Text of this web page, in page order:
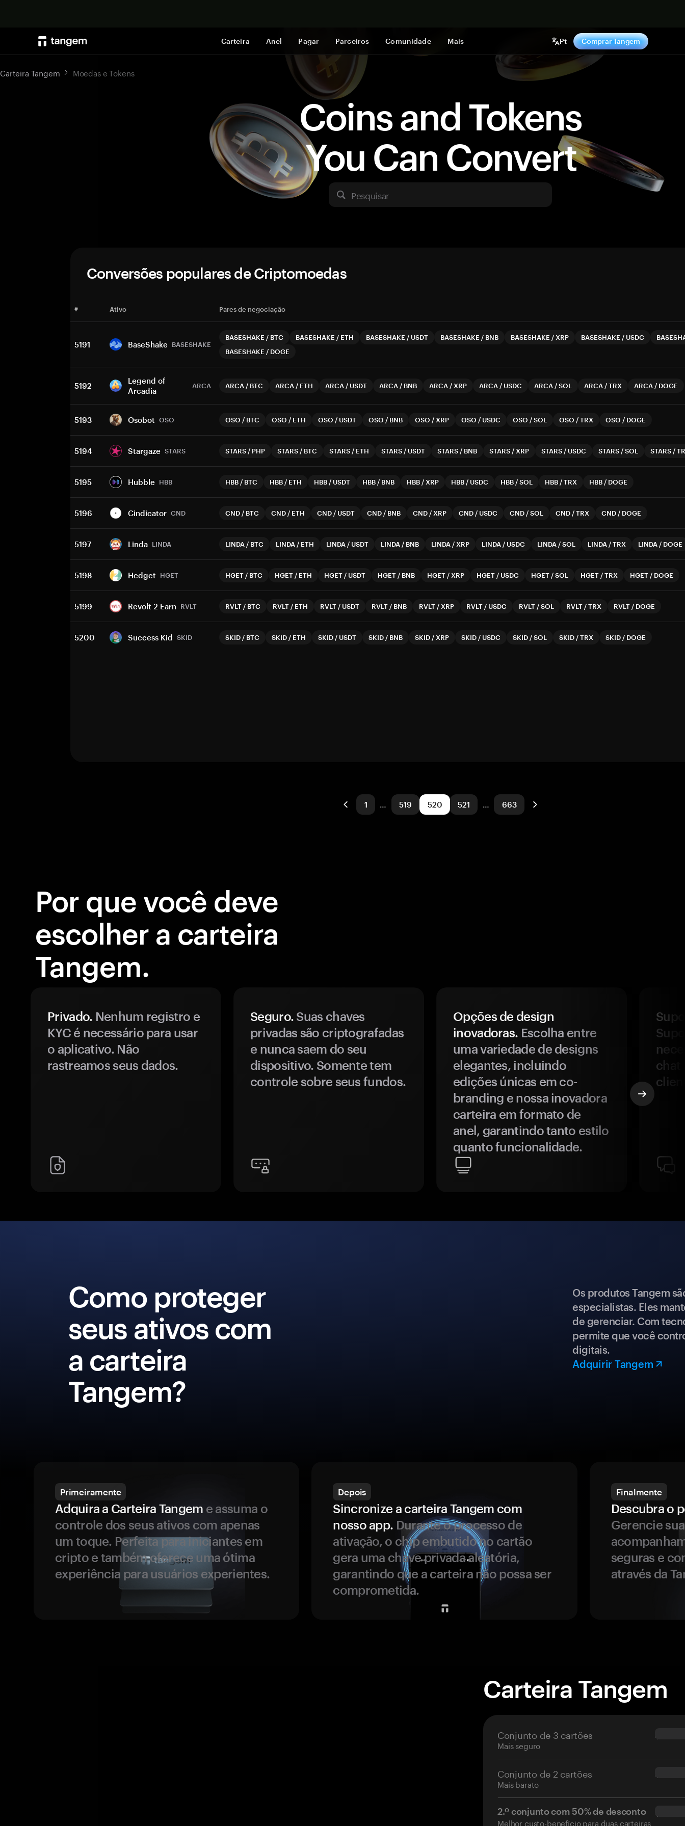
Carteira Anel Pagar Parceiros Comunidade Mais Pt Comprar Tangem
Coins and Tokens
You Can Convert
Pesquisar
Carteira Tangem Moedas e Tokens
Conversões populares de Criptomoedas
# Ativo Pares de negociação
5191 BaseShake BASESHAKE
BASESHAKE / BTC BASESHAKE / ETH BASESHAKE / USDT BASESHAKE / BNB BASESHAKE / XRP BASESHAKE / USDC
BASESHAKE / DOGE
5192
Legend of
Arcadia
ARCA ARCA / BTC ARCA / ETH ARCA / USDT ARCA / BNB ARCA / XRP ARCA / USDC ARCA /SOL ARCA /TRX ARCA / DOGE
5193 Osobot OSO OSO / BTC OSO / ETH OSO / USDT OSO / BNB OSO / XRP OSO / USDC OSO /SOL OSO /TRX OSO / DOGE
5194 Stargaze STARS STARS / PHP STARS / BTC STARS / ETH STARS / USDT STARS / BNB STARS / XRP STARS / USDC STARS /SOL STARS /
5195 Hubble HBB HBB / BTC HBB / ETH HBB / USDT HBB / BNB HBB / XRP HBB / USDC HBB /SOL HBB /TRX HBB / DOGE
5196 Cindicator CND CND / BTC CND / ETH CND / USDT CND / BNB CND / XRP CND / USDC CND /SOL CND /TRX CND / DOGE
5197 Linda LINDA LINDA / BTC LINDA / ETH LINDA / USDT LINDA / BNB LINDA / XRP LINDA / USDC LINDA /SOL LINDA /TRX LINDA / DOGE
5198 Hedget HGET HGET / BTC HGET / ETH HGET / USDT HGET / BNB HGET / XRP HGET / USDC HGET /SOL HGET /TRX HGET / DOGE
5199 Revolt 2 Earn RVLT RVLT / BTC RVLT / ETH RVLT / USDT RVLT / BNB RVLT / XRP RVLT / USDC RVLT /SOL RVLT /TRX RVLT / DOGE
5200 Success Kid SKID SKID / BTC SKID / ETH SKID / USDT SKID / BNB SKID / XRP SKID / USDC SKID /SOL SKID /TRX SKID / DOGE
1 … 519 520 521 … 663
Por que você deve
escolher a carteira
Tangem.
Privado. Nenhum registro e
KYC é necessário para usar
o aplicativo. Não
rastreamos seus dados.
Seguro. Suas chaves
privadas são criptografadas
e nunca saem do seu
dispositivo. Somente tem
controle sobre seus fundos.
Opções de design
inovadoras. Escolha entre
uma variedade de designs
elegantes, incluindo
edições únicas em co-
branding e nossa inovadora
carteira em formato de
anel, garantindo tanto estilo
quanto funcionalidade.
chat
Como proteger
seus ativos com
a carteira
Tangem?
Os produtos Tangem
especialistas. Eles
de gerenciar. Com
permite que você
digitais.
Adquirir Tangem
Primeiramente
Adquira a Carteira Tangem e assuma o
controle dos seus ativos com apenas
um toque. Perfeita para iniciantes em
cripto e também oferece uma ótima
experiência para usuários experientes.
Depois
Sincronize a carteira Tangem com
nosso app. Durante o processo de
ativação, o chip embutido no cartão
gera uma chave privada aleatória,
garantindo que a carteira não possa ser
comprometida.
Finalmente
Descubra o
Gerencie
seguras e
através da
Carteira Tangem
Conjunto de 3 cartões
Mais seguro
$69.90
Conjunto de 2 cartões
Mais barato
$54.90
2.º conjunto com 50% de desconto
Melhor custo-benefício para duas carteiras
$34.95